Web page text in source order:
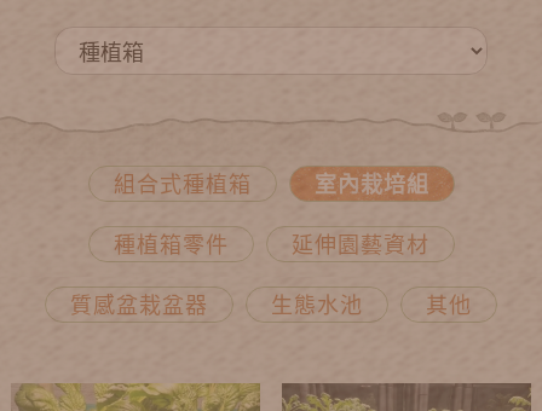
組合式種植箱 室內栽培組
種植箱零件 延伸園藝資材
質感盆栽盆器 生態水池 其他